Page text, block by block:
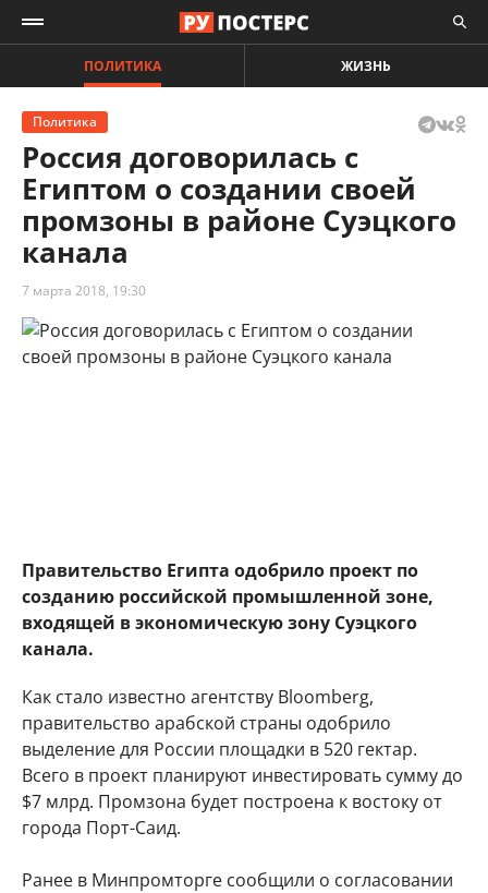
ПОЛИТИКА ЖИЗНЬ
Политика
Россия договорилась с
Египтом о создании своей
промзоны в районе Суэцкого
канала
7 марта 2018, 19:30
Правительство Египта одобрило проект по
созданию российской промышленной зоне,
входящей в экономическую зону Суэцкого
канала.
Как стало известно агентству Bloomberg,
правительство арабской страны одобрило
выделение для России площадки в 520 гектар.
Всего в проект планируют инвестировать сумму до
$7 млрд. Промзона будет построена к востоку от
города Порт-Саид.
Ранее в Минпромторге сообщили о согласовании